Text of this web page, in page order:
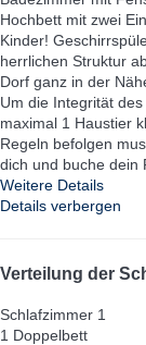
Hochbett mit zwei
Kinder!
herrlichen Struktur
Dorf ganz in der
Um die Integrität
maximal 1 Haustier
Regeln befolgen
dich und buche dein
Weitere Details
Details verbergen
Verteilung der
Schlafzimmer 1
1 Doppelbett